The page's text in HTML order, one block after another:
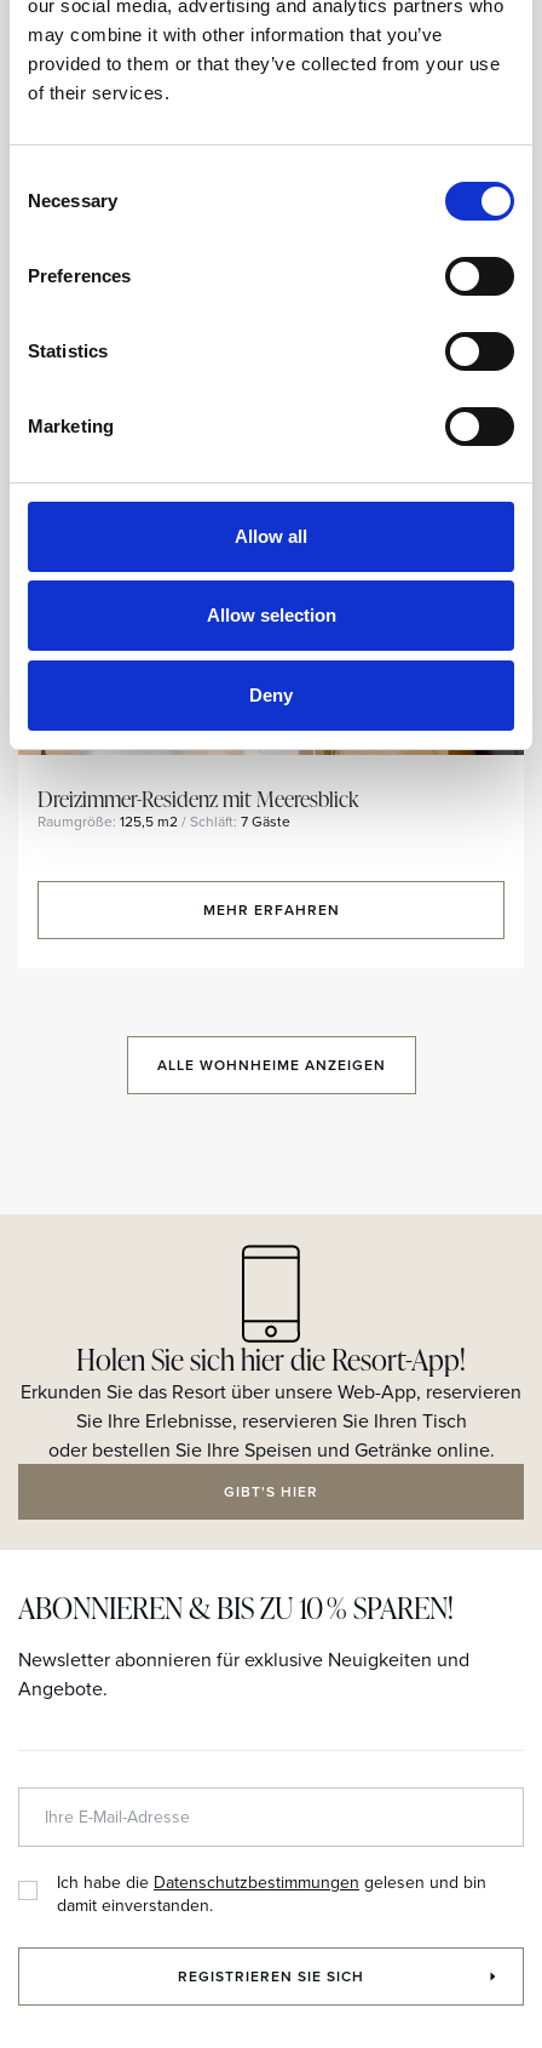
our social media, advertising and analytics partners who
may combine it with other information that you’ve
provided to them or that they’ve collected from your use
of their services.
Selection
Necessary
Preferences
Statistics
Marketing
Allow all
Allow selection
Deny
Einzimmer-Residenz
Raumgröße:
Zweizimmer-Residenz
/ Schläft:
Dreizimmer-Residenz mit Meeresblick
Raumgröße: 125,5 m2/ Schläft: 7 Gäste
MEHR ERFAHREN
ALLE WOHNHEIME ANZEIGEN
Holen Sie sich hier die Resort-App!
Erkunden Sie das Resort über unsere Web-App, reservieren
Sie Ihre Erlebnisse, reservieren Sie Ihren Tisch
oder bestellen Sie Ihre Speisen und Getränke online.
GIBT'S HIER
ABONNIEREN & BIS ZU 10 % SPAREN!
Newsletter abonnieren für exklusive Neuigkeiten und
Angebote.
Ich habe die Datenschutzbestimmungen gelesen und bin
damit einverstanden.
REGISTRIEREN SIE SICH